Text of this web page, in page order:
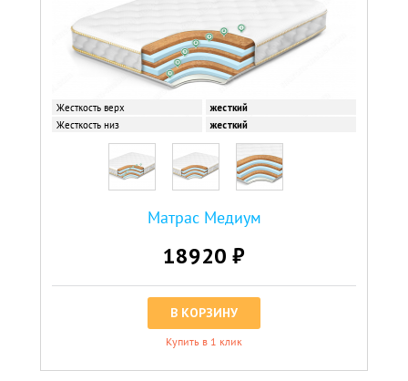
Жесткость верх
жесткий
Жесткость низ
жесткий
Матрас Медиум
18920 ₽
В КОРЗИНУ
Купить в 1 клик